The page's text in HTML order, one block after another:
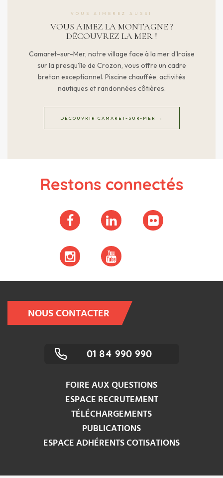
VOUS AIMEREZ AUSSI
VOUS AIMEZ LA MONTAGNE ?
DÉCOUVREZ LA MER !
Camaret-sur-Mer, notre village face à la mer d'Iroise
sur la presqu'île de Crozon, vous offre un cadre
breton exceptionnel. Piscine chauffée, activités
nautiques et randonnées côtières.
DÉCOUVRIR CAMARET-SUR-MER →
Restons connectés
NOUS CONTACTER
01 84 990 990
FOIRE AUX QUESTIONS
ESPACE RECRUTEMENT
TÉLÉCHARGEMENTS
PUBLICATIONS
ESPACE ADHÉRENTS COTISATIONS